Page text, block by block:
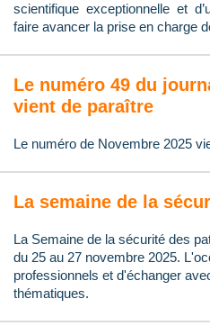
scientifique exceptionnelle et
faire avancer la prise en charge
Le numéro 49 du
vient de paraître
Le numéro de Novembre 2025
La semaine de la
La Semaine de la sécurité des
du 25 au 27 novembre 2025.
professionnels et d'échanger
thématiques.